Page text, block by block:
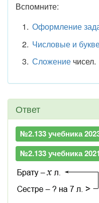
Вспомните:
Оформление
Числовые и
Сложениечисел.
Ответ
№2.133 учебника
№2.133 учебника